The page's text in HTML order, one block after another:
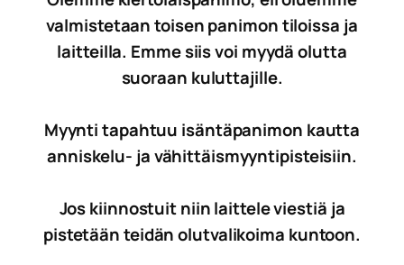
valmistetaan toisen panimon tiloissa ja
laitteilla. Emme siis voi myydä olutta
suoraan kuluttajille.
Myynti tapahtuu isäntäpanimon kautta
anniskelu- ja vähittäismyyntipisteisiin.
Jos kiinnostuit niin laittele viestiä ja
pistetään teidän olutvalikoima kuntoon.